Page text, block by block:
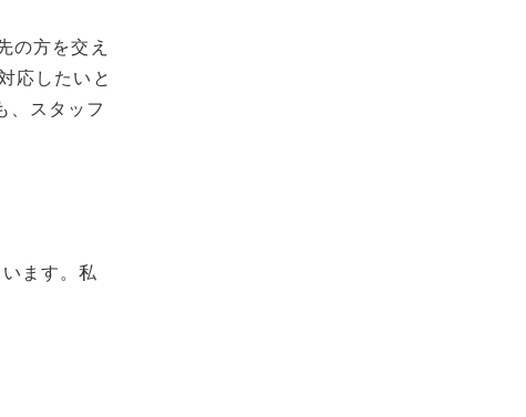
の方を交え
応したいと
、スタッフ
ます。私